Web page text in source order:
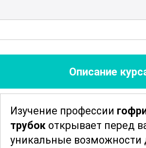
Описание
Изучение профессии
трубок открывает перед
уникальные возможности